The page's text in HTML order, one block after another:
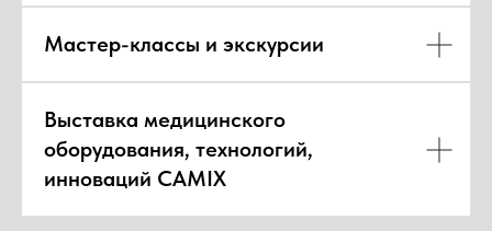
Мастер-классы и экскурсии
Выставка медицинского
оборудования, технологий,
инноваций CAMIX